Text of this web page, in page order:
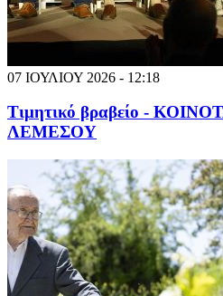
07 ΙΟΥΛΙΟΥ 2026 - 12:18
Τιμητικό βραβείο -
ΛΕΜΕΣΟΥ